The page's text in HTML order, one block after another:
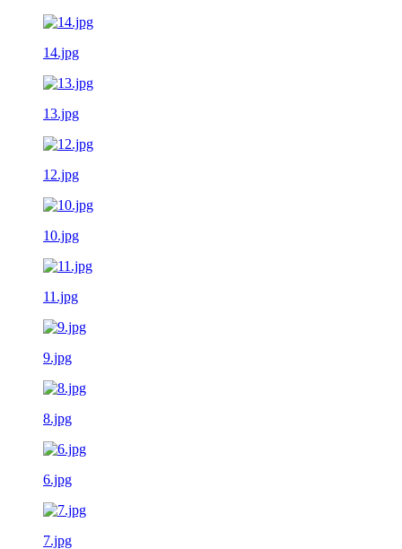
14.jpg
13.jpg
12.jpg
10.jpg
11.jpg
9.jpg
8.jpg
6.jpg
7.jpg